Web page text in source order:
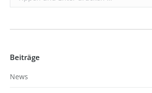
Beiträge
News